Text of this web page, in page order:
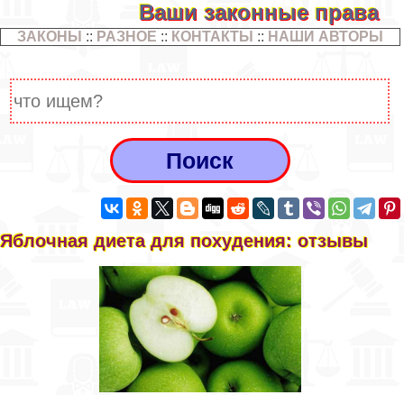
Ваши законные права
ЗАКОНЫ :: РАЗНОЕ :: КОНТАКТЫ :: НАШИ АВТОРЫ
Яблочная диета для похудения: отзывы